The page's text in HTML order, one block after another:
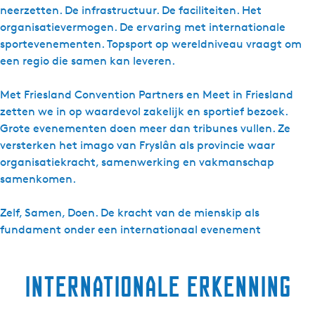
neerzetten. De infrastructuur. De faciliteiten. Het
organisatievermogen. De ervaring met internationale
sportevenementen. Topsport op wereldniveau vraagt om
een regio die samen kan leveren.
Met Friesland Convention Partners en Meet in Friesland
zetten we in op waardevol zakelijk en sportief bezoek.
Grote evenementen doen meer dan tribunes vullen. Ze
versterken het imago van Fryslân als provincie waar
organisatiekracht, samenwerking en vakmanschap
samenkomen.
Zelf, Samen, Doen. De kracht van de mienskip als
fundament onder een internationaal evenement
Internationale erkenning